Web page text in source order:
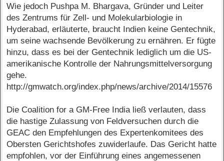
Wie jedoch Pushpa M. Bhargava, Gründer und Leiter
des Zentrums für Zell- und Molekularbiologie in
Hyderabad, erläuterte, braucht Indien keine Gentechnik,
um seine wachsende Bevölkerung zu ernähren. Er fügte
hinzu, dass es bei der Gentechnik lediglich um die US-
amerikanische Kontrolle der Nahrungsmittelversorgung
gehe.
http://gmwatch.org/index.php/news/archive/2014/15576
Die Coalition for a GM-Free India ließ verlauten, dass
die hastige Zulassung von Feldversuchen durch die
GEAC den Empfehlungen des Expertenkomitees des
Obersten Gerichtshofes zuwiderlaufe. Das Gericht hatte
empfohlen, vor der Einführung eines angemessenen